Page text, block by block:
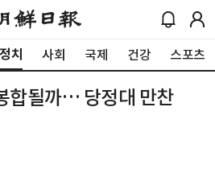
정치 사회 국제 건강 스포츠
합될까… 당정대 만찬